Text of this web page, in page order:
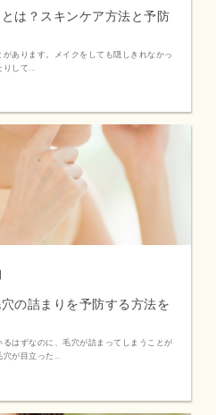
は？スキンケア方法と予防
あります。メイクをしても隠しきれなかっ
して...
の詰まりを予防する方法を
はずなのに、毛穴が詰まってしまうことが
が目立った...